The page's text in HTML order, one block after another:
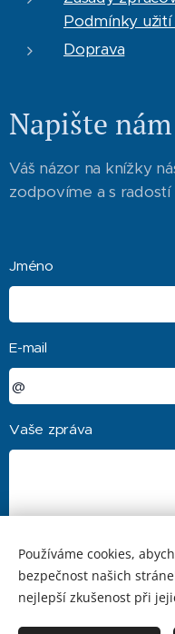
Podmínky
Doprava
Napište nám
Váš názor na knížky
zodpovíme a s
Jméno
E-mail
Vaše zpráva
Používáme cookies,
bezpečnost našich
nejlepší zkušenost při